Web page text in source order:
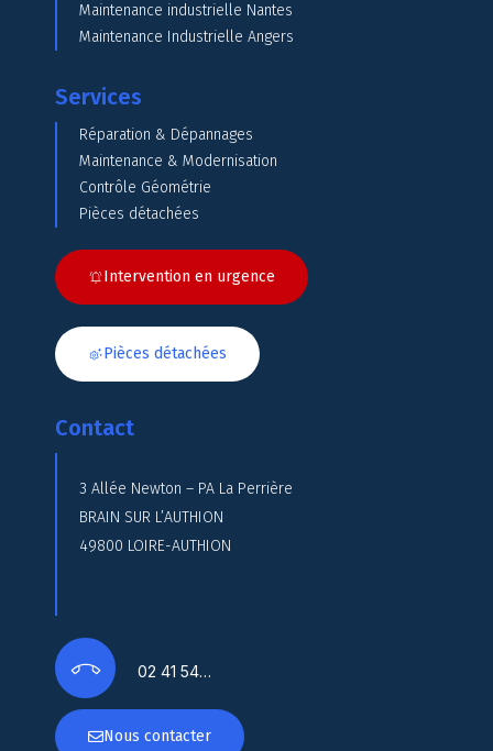
Maintenance industrielle Nantes
Maintenance Industrielle Angers
Services
Réparation & Dépannages
Maintenance & Modernisation
Contrôle Géométrie
Pièces détachées
Intervention en urgence
Pièces détachées
Contact
3 Allée Newton – PA La Perrière
BRAIN SUR L’AUTHION
49800 LOIRE-AUTHION
02 41 54…
Nous contacter